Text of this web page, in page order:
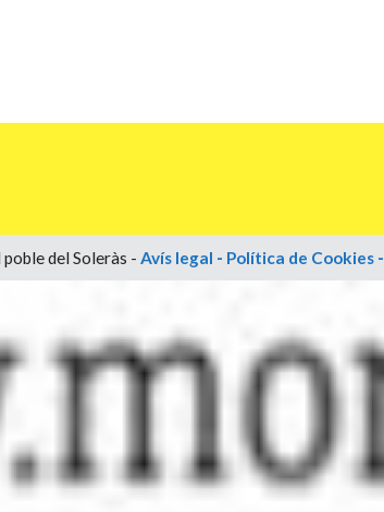
del Soleràs - Avís legal - Política de Cookies-